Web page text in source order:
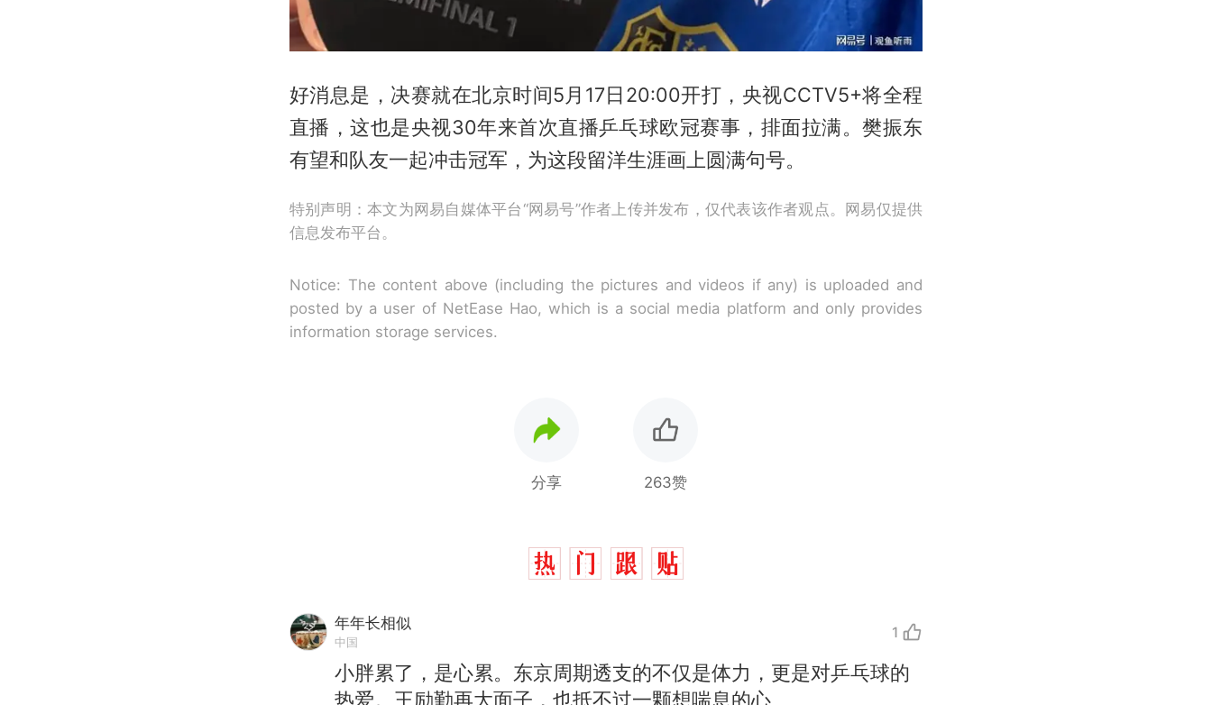
好消息是，决赛就在北京时间5月17日20:00开打，央视CCTV5+将全程
直播，这也是央视30年来首次直播乒乓球欧冠赛事，排面拉满。樊振东
有望和队友一起冲击冠军，为这段留洋生涯画上圆满句号。
特别声明：本文为网易自媒体平台“网易号”作者上传并发布，仅代表该作者观点。网易仅提供
信息发布平台。
Notice: The content above (including the pictures and videos if any) is uploaded and
posted by a user of NetEase Hao, which is a social media platform and only provides
information storage services.
分享 263赞
年年长相似
中国
1
小胖累了，是心累。东京周期透支的不仅是体力，更是对乒乓球的
热爱。王励勤再大面子，也抵不过一颗想喘息的心